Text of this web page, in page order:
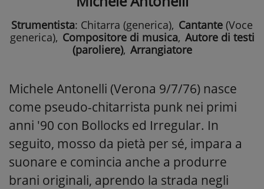
Strumentista: Chitarra (generica), Cantante (Voce
generica), Compositore di musica, Autore di testi
(paroliere), Arrangiatore
Michele Antonelli (Verona 9/7/76) nasce
come pseudo-chitarrista punk nei primi
anni '90 con Bollocks ed Irregular. In
seguito, mosso da pietà per sé, impara a
suonare e comincia anche a produrre
brani originali, aprendo la strada negli